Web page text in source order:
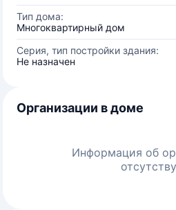
Тип дома:
Многоквартирный дом
Серия, тип постройки здания:
Не назначен
Организации в доме
Информация об